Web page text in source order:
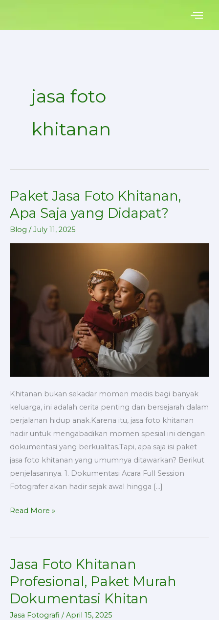
content
jasa foto
khitanan
Paket Jasa Foto Khitanan,
Apa Saja yang Didapat?
Blog /July 11, 2025
Khitanan bukan sekadar momen medis bagi banyak
keluarga, ini adalah cerita penting dan bersejarah dalam
perjalanan hidup anak.Karena itu, jasa foto khitanan
hadir untuk mengabadikan momen spesial ini dengan
dokumentasi yang berkualitas.Tapi, apa saja isi paket
jasa foto khitanan yang umumnya ditawarkan? Berikut
penjelasannya. 1. Dokumentasi Acara Full Session
Fotografer akan hadir sejak awal hingga […]
Paket
Jasa
Foto
Khitanan,
Didapat?
Read More »
Jasa Foto Khitanan
Profesional, Paket Murah
Dokumentasi Khitan
Jasa Fotografi /April 15, 2025
Jasa
Foto
Khitanan
Profesional,
Paket